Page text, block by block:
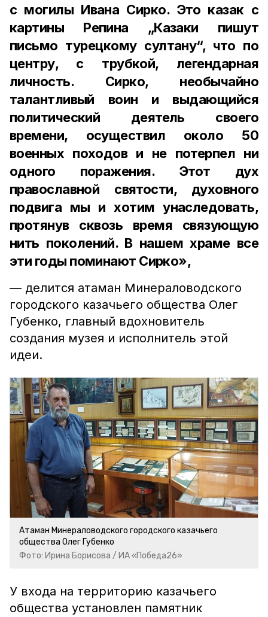
с могилы Ивана Сирко. Это казак с
картины Репина „Казаки пишут
письмо турецкому султану“, что по
центру, с трубкой, легендарная
личность. Сирко, необычайно
талантливый воин и выдающийся
политический деятель своего
времени, осуществил около 50
военных походов и не потерпел ни
одного поражения. Этот дух
православной святости, духовного
подвига мы и хотим унаследовать,
протянув сквозь время связующую
нить поколений. В нашем храме все
эти годы поминают Сирко»,
— делится атаман Минераловодского
городского казачьего общества Олег
Губенко, главный вдохновитель
создания музея и исполнитель этой
идеи.
Атаман Минераловодского городского казачьего
общества Олег Губенко
Фото: Ирина Борисова / ИА «Победа26»
У входа на территорию казачьего
общества установлен памятник